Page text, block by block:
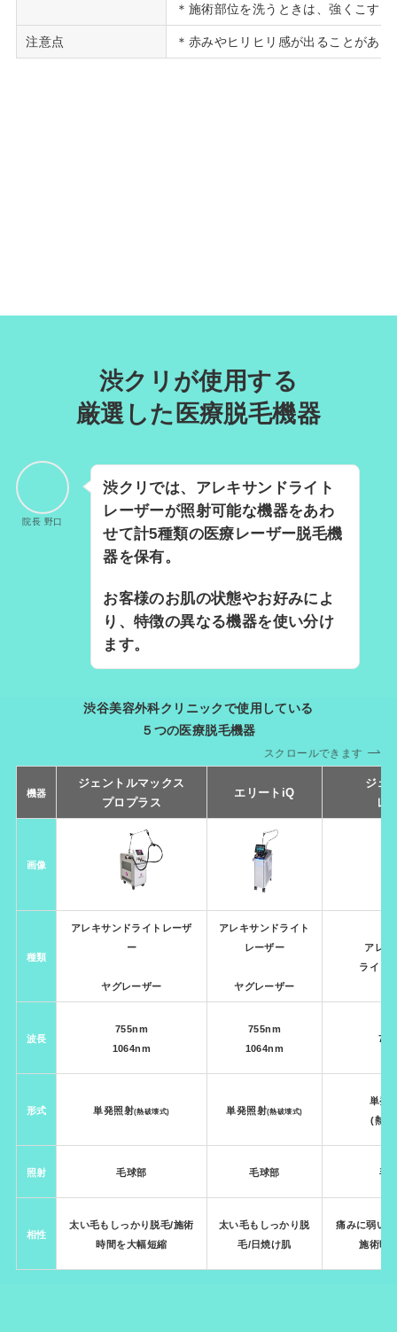
＊施術部位を洗うときは、強くこす
注意点 ＊赤みやヒリヒリ感が出ることがあ
渋クリが使用する
厳選した医療脱毛機器
院長 野口
渋クリでは、アレキサンドライト
レーザーが照射可能な機器をあわ
せて計5種類の医療レーザー脱毛機
器を保有。
お客様のお肌の状態やお好みによ
り、特徴の異なる機器を使い分け
ます。
渋谷美容外科クリニックで使用している
５つの医療脱毛機器
スクロールできます
機器
ジェントルマックス
プロプラス
エリートiQ
ジェ
レ
画像
種類
アレキサンドライトレーザ
ー
ヤグレーザー
アレキサンドライト
レーザー
ヤグレーザー
アレ
ライト
波長
755nm
1064nm
755nm
1064nm
形式 単発照射(熱破壊式) 単発照射(熱破壊式)
単発
(熱破
照射 毛球部 毛球部 毛
相性
太い毛もしっかり脱毛/施術
時間を大幅短縮
太い毛もしっかり脱
毛/日焼け肌
痛みに弱い/
施術時